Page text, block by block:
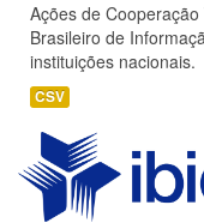
Ações de
Brasileiro de
instituições nacionais.
CSV